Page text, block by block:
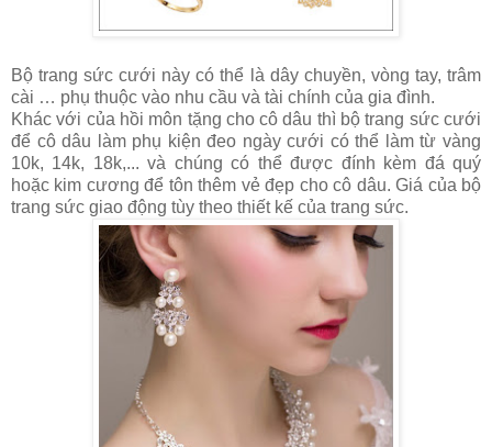
Bộ trang sức cưới này có thể là dây chuyền, vòng tay, trâm
cài … phụ thuộc vào nhu cầu và tài chính của gia đình.
Khác với của hồi môn tặng cho cô dâu thì bộ trang sức cưới
để cô dâu làm phụ kiện đeo ngày cưới có thể làm từ vàng
10k, 14k, 18k,... và chúng có thể được đính kèm đá quý
hoặc kim cương để tôn thêm vẻ đẹp cho cô dâu. Giá của bộ
trang sức giao động tùy theo thiết kế của trang sức.